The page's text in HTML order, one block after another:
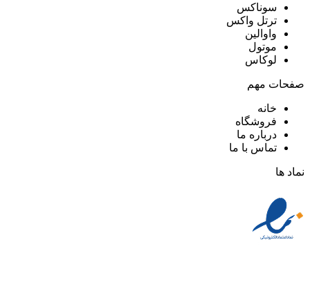
سوناکس
ترتل واکس
واوالین
موتول
لوکاس
صفحات مهم
خانه
فروشگاه
درباره ما
تماس با ما
نماد ها